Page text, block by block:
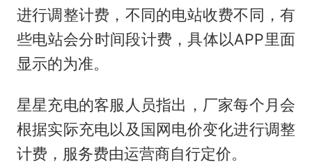
进行调整计费，不同的电站收费不同，有
些电站会分时间段计费，具体以APP里面
显示的为准。
星星充电的客服人员指出，厂家每个月会
根据实际充电以及国网电价变化进行调整
计费，服务费由运营商自行定价。